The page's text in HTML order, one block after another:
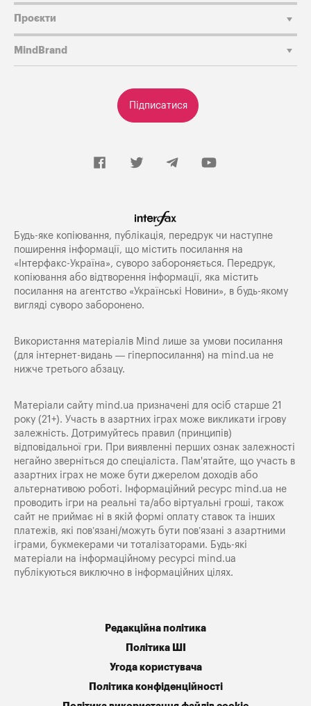
Підписатися
Проєкти
MindBrand
Будь-яке копiювання, публiкацiя, передрук чи наступне
поширення iнформацiї, що мiстить посилання на
«Iнтерфакс-Україна», суворо забороняється. Передрук,
копіювання або відтворення інформації, яка містить
посилання на агентство «Українські Новини», в будь-якому
вигляді суворо заборонено.
Використання матеріалів Mind лише за умови посилання
(для інтернет-видань — гіперпосилання) на mind.ua не
нижче третього абзацу.
Матеріали сайту mind.ua призначені для осіб старше 21
року (21+). Участь в азартних іграх може викликати ігрову
залежність. Дотримуйтесь правил (принципів)
відповідальної гри. При виявленні перших ознак залежності
негайно зверніться до спеціаліста. Пам'ятайте, що участь в
азартних іграх не може бути джерелом доходів або
альтернативою роботі. Інформаційний ресурс mind.ua не
проводить ігри на реальні та/або віртуальні гроші, також
сайт не приймає ні в якій формі оплату ставок та інших
платежів, які пов’язані/можуть бути пов’язані з азартними
іграми, букмекерами чи тоталізаторами. Будь-які
матеріали на інформаційному ресурсі mind.ua
публікуються виключно в інформаційних цілях.
Редакційна політика
Політика ШІ
Угода користувача
Політика конфіденційності